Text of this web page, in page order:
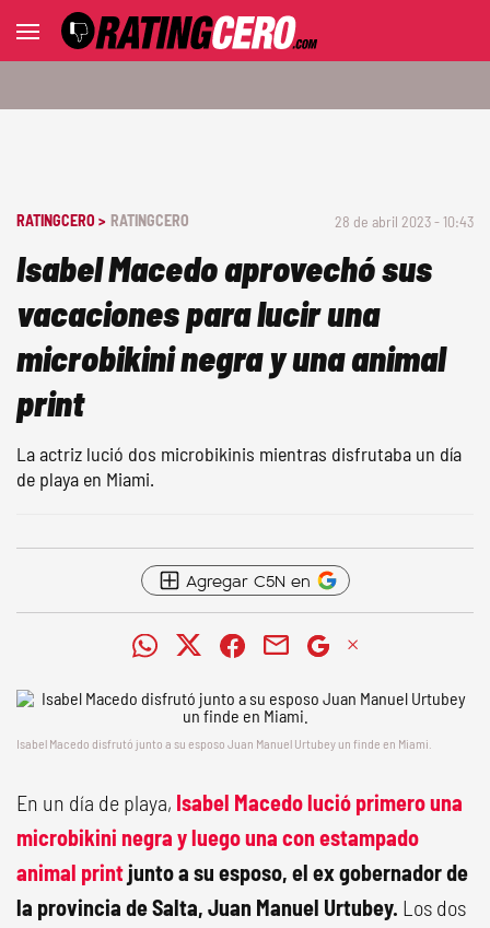
RATINGCERO > RATINGCERO 28 de abril 2023 - 10:43
Isabel Macedo aprovechó sus
vacaciones para lucir una
microbikini negra y una animal
print
La actriz lució dos microbikinis mientras disfrutaba un día
de playa en Miami.
Agregar C5N en
Isabel Macedo disfrutó junto a su esposo Juan Manuel Urtubey un finde en Miami.
En un día de playa, Isabel Macedo lució primero una
microbikini negra y luego una con estampado
animal printjunto a su esposo, el ex gobernador de
la provincia de Salta, Juan Manuel Urtubey. Los dos